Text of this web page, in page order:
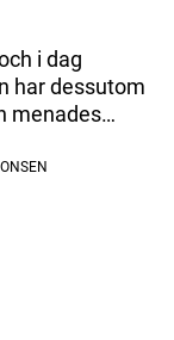
i dag
har dessutom
menades…